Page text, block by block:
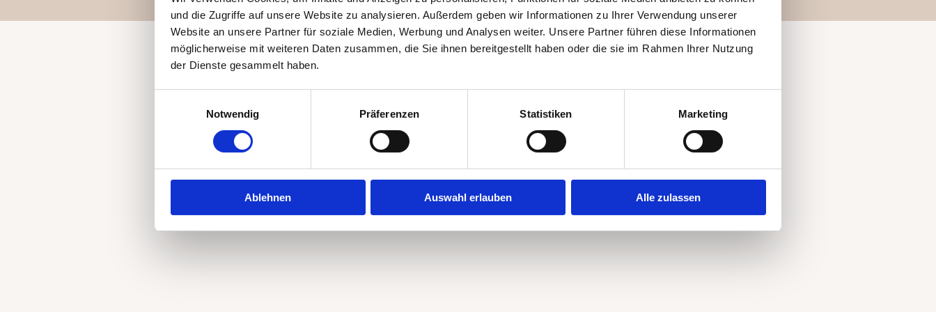
und die Zugriffe auf unsere Website zu analysieren. Außerdem geben wir Informationen zu Ihrer Verwendung unserer
Website an unsere Partner für soziale Medien, Werbung und Analysen weiter. Unsere Partner führen diese Informationen
möglicherweise mit weiteren Daten zusammen, die Sie ihnen bereitgestellt haben oder die sie im Rahmen Ihrer Nutzung
der Dienste gesammelt haben.
Notwendig
Präferenzen Statistiken Marketing
Ablehnen Auswahl erlauben Alle zulassen